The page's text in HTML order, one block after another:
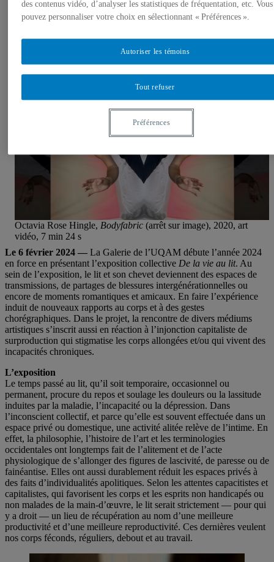
Crash Pad,2016, sculpture et
performance. Photo : Stephanie Patsula
Octavia Rose Hingle, Bodyfabric (arrêt sur image), 2020, art
vidéo, 7 min 24 s
Le 6 février 2024 — La Galerie de l’UQAM débute l’année 2024
en force en présentant l’exposition collective De la vie au lit. Au
sein de l’exposition, le lit et son chevet deviennent des espaces de
transmissions, de partages de blessures intergénérationnelles ou
encore de moments romantiques et amicaux. En faire l’expérience
induit de nouveaux rapports au corps et à des gestes
chorégraphiques. Dans le projet, la rencontre de divers médiums
artistiques s’inscrit aussi en réaction à l’injonction capitaliste de
surproduction qui stigmatise les corps allongées et/ou qui vivent des
incapacités chroniques.
L’exposition
Le temps passé au lit, qu’il soit temporaire, occasionnel ou
permanent, procure du repos et soulage les douleurs ou la lassitude
induites par la maladie, l’incapacité ou la dépression. Dans
l’inconscient collectif, et parce qu’elle est souvent effectuée dans un
espace privé ou domestique, une activité alitée relève de l’intime. En
effet, la philosophie, l’histoire de l’art et les terminologies
occidentales ont longtemps fait de l’alitement et de l’acte
physiologique de s’allonger des figures de lascivité, de paresse ou de
fainéantise. Elles ont aussi durablement réduit les espaces privés à
des faits d’individualités apolitiques. Selon les attentes capacitistes et
capitalistes, qui favorisent les corps et les esprits non handicapés ou
non malades de la main-d’œuvre, le lit serait strictement — pour qui
y a droit — un lieu de récupération au nom d’une meilleure
productivité et d’une meilleure reproductivité. Ces dernières veulent
nos corps féconds, réguliers, debout et au travail.
des contenus vidéo, d’analyser les statistiques de fréquentation, etc. Vous
pouvez personnaliser votre choix en sélectionnant « Préférences ».
Tout refuser
Autoriser les témoins
Préférences